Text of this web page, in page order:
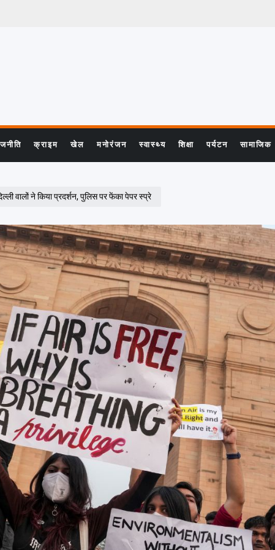
क्राइम खेल मनोरंजन स्वास्थ्य शिक्षा पर्यटन सामाजिक
वालों ने किया प्रदर्शन, पुलिस पर फेंका पेपर स्प्रे